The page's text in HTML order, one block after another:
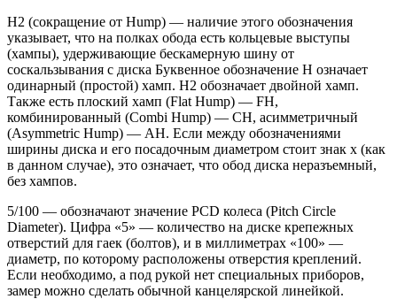
Н2 (сокращение от Hump) — наличие этого обозначения
указывает, что на полках обода есть кольцевые выступы
(хампы), удерживающие бескамерную шину от
соскальзывания с диска Буквенное обозначение Н означает
одинарный (простой) хамп. Н2 обозначает двойной хамп.
Также есть плоский хамп (Flat Hump) — FH,
комбинированный (Combi Hump) — CH, асимметричный
(Asymmetric Hump) — AH. Если между обозначениями
ширины диска и его посадочным диаметром стоит знак х (как
в данном случае), это означает, что обод диска неразъемный,
без хампов.
5/100 — обозначают значение PCD колеса (Pitch Circle
Diameter). Цифра «5» — количество на диске крепежных
отверстий для гаек (болтов), и в миллиметрах «100» —
диаметр, по которому расположены отверстия креплений.
Если необходимо, а под рукой нет специальных приборов,
замер можно сделать обычной канцелярской линейкой.